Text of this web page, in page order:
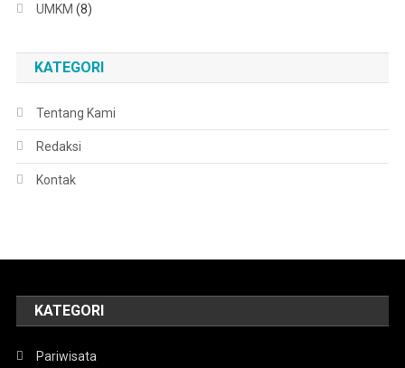
UMKM (8)
KATEGORI
Tentang Kami
Redaksi
Kontak
KATEGORI
Pariwisata